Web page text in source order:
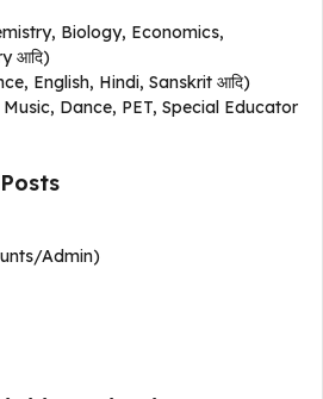
Biology, Economics,
आदि)
English, Hindi, Sanskrit आदि)
Dance, PET, Special Educator
Admin)